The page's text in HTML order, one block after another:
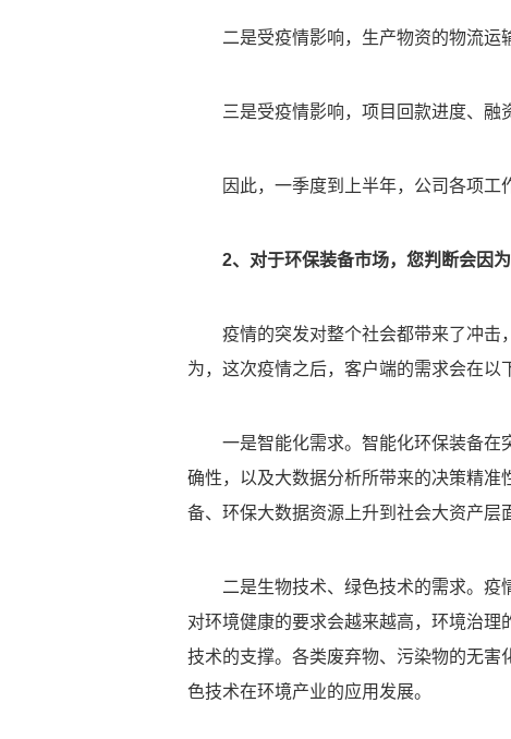
二是受疫情影响，生产物资的物流运
三是受疫情影响，项目回款进度、融
因此，一季度到上半年，公司各项工
2、对于环保装备市场，您判断会因
疫情的突发对整个社会都带来了冲击
为，这次疫情之后，客户端的需求会在以
一是智能化需求。智能化环保装备在
确性，以及大数据分析所带来的决策精
备、环保大数据资源上升到社会大资产层
二是生物技术、绿色技术的需求。疫
对环境健康的要求会越来越高，环境治
技术的支撑。各类废弃物、污染物的无
色技术在环境产业的应用发展。